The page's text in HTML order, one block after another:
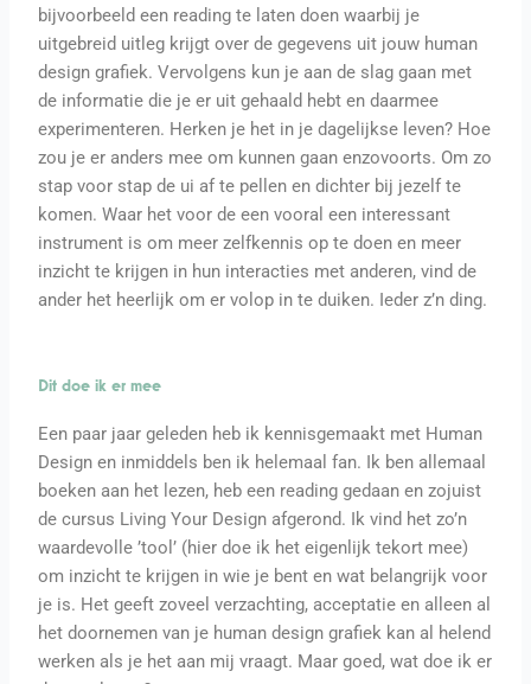
bijvoorbeeld een reading te laten doen waarbij je
uitgebreid uitleg krijgt over de gegevens uit jouw human
design grafiek. Vervolgens kun je aan de slag gaan met
de informatie die je er uit gehaald hebt en daarmee
experimenteren. Herken je het in je dagelijkse leven? Hoe
zou je er anders mee om kunnen gaan enzovoorts. Om zo
stap voor stap de ui af te pellen en dichter bij jezelf te
komen. Waar het voor de een vooral een interessant
instrument is om meer zelfkennis op te doen en meer
inzicht te krijgen in hun interacties met anderen, vind de
ander het heerlijk om er volop in te duiken. Ieder z’n ding.
Dit doe ik er mee
Een paar jaar geleden heb ik kennisgemaakt met Human
Design en inmiddels ben ik helemaal fan. Ik ben allemaal
boeken aan het lezen, heb een reading gedaan en zojuist
de cursus Living Your Design afgerond. Ik vind het zo’n
waardevolle ’tool’ (hier doe ik het eigenlijk tekort mee)
om inzicht te krijgen in wie je bent en wat belangrijk voor
je is. Het geeft zoveel verzachting, acceptatie en alleen al
het doornemen van je human design grafiek kan al helend
werken als je het aan mij vraagt. Maar goed, wat doe ik er